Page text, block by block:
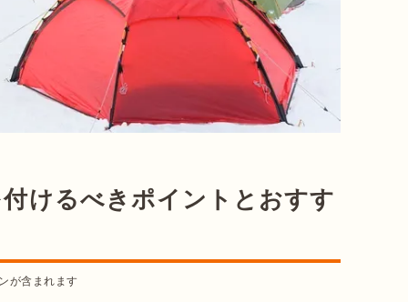
けるべきポイントとおすす
が含まれます